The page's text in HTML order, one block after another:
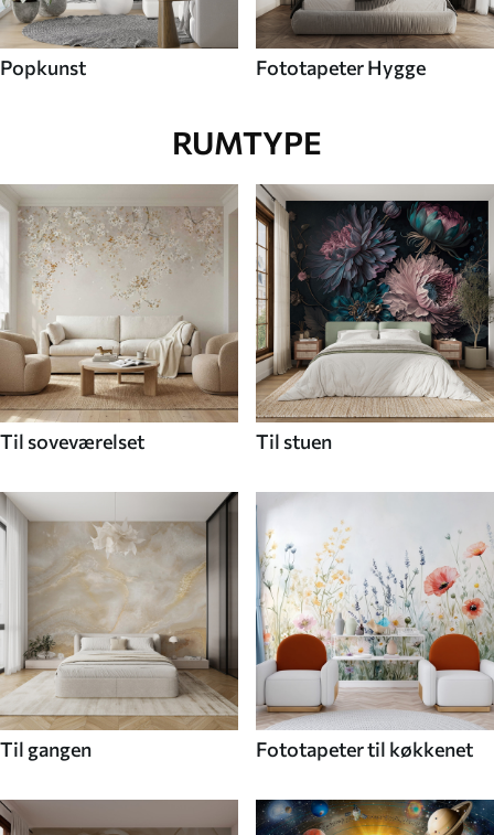
Popkunst Fototapeter Hygge
RUMTYPE
Til soveværelset Til stuen
Til gangen Fototapeter til køkkenet